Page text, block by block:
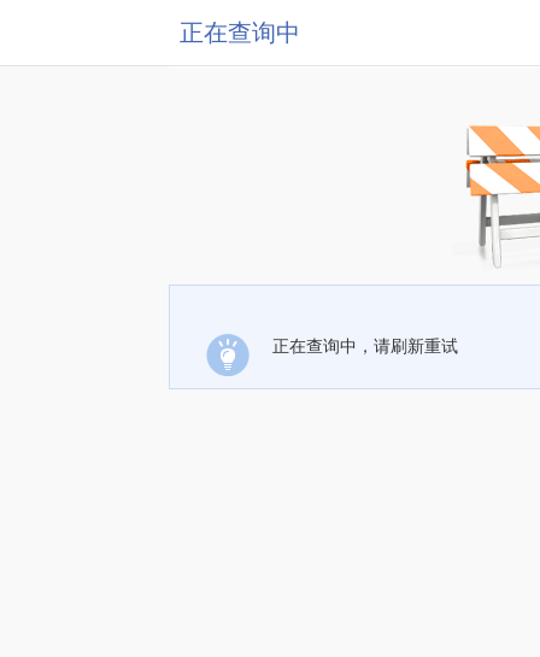
正在查询中
正在查询中，请刷新重试